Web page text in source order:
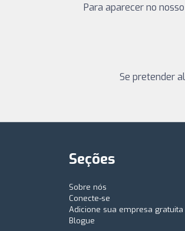
Para aparecer no nosso
Se pretender
Seções
Sobre nós
Conecte-se
Adicione sua empresa gratuita
Blogue